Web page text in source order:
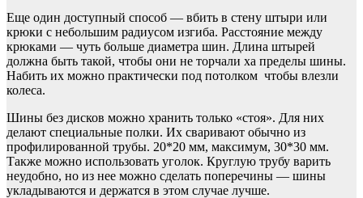
Еще один доступный способ — вбить в стену штыри или
крюки с небольшим радиусом изгиба. Расстояние между
крюками — чуть больше диаметра шин. Длина штырей
должна быть такой, чтобы они не торчали ха пределы шины.
Набить их можно практически под потолком чтобы влезли
колеса.
Шины без дисков можно хранить только «стоя». Для них
делают специальные полки. Их сваривают обычно из
профилированной трубы. 20*20 мм, максимум, 30*30 мм.
Также можно использовать уголок. Круглую трубу варить
неудобно, но из нее можно сделать поперечины — шины
укладываются и держатся в этом случае лучше.